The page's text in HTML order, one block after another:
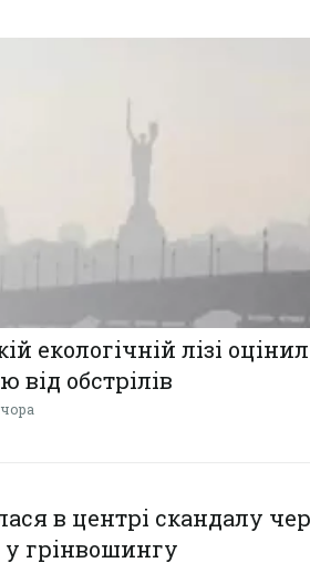
екологічній лізі
від обстрілів
в центрі скандалу
грінвошингу